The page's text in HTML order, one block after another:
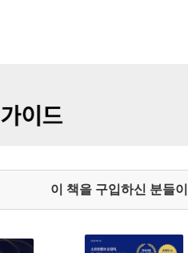
이 책을 구입하신 분들이